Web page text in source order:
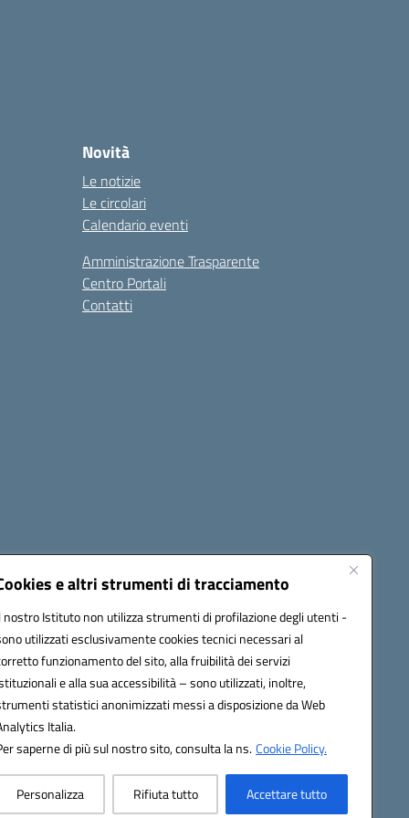
e altri strumenti di tracciamento
nostro Istituto non utilizza strumenti di profilazione degli utenti -
utilizzati esclusivamente cookies tecnici necessari al
funzionamento del sito, alla fruibilità dei servizi
e alla sua accessibilità – sono utilizzati, inoltre,
statistici anonimizzati messi a disposizione da Web
Italia.
saperne di più sul nostro sito, consulta la ns.Cookie Policy.
Personalizza Rifiuta tutto Accettare tutto
Novità
Le notizie
Le circolari
Calendario eventi
Amministrazione Trasparente
Centro Portali
Contatti
Seguici su: